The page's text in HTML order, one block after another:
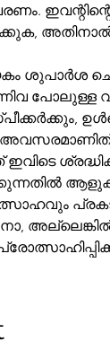
അതിനാൽ
പോലുള്ള